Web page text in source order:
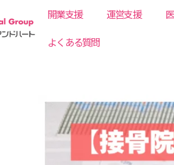
開業支援 運営支援
よくある質問